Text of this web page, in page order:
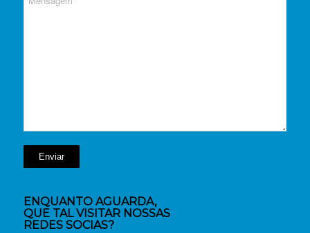
ENQUANTO AGUARDA,
QUE TAL VISITAR NOSSAS
REDES SOCIAS?